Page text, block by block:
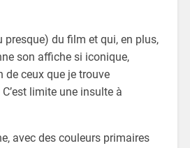
presque) du film et qui, en plus,
son affiche si iconique,
de ceux que je trouve
limite une insulte à
avec des couleurs primaires